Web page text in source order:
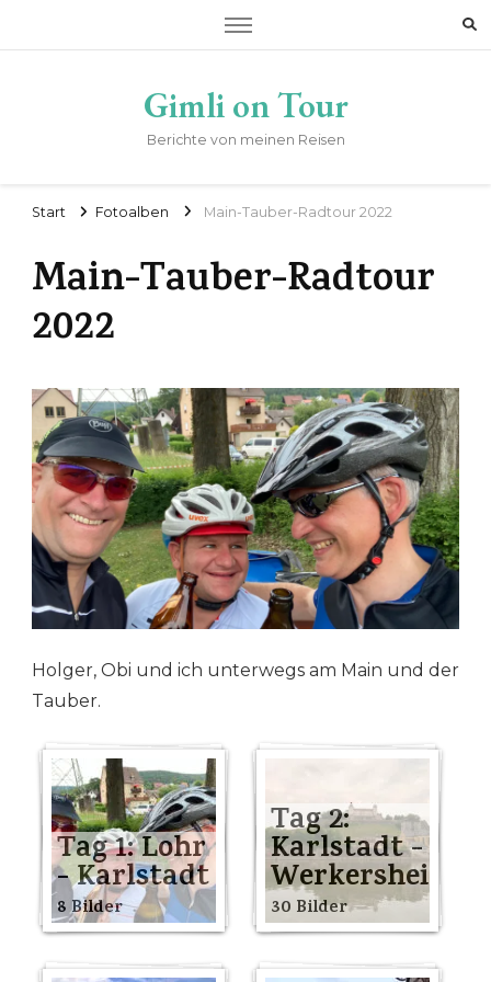
Gimli on Tour
Berichte von meinen Reisen
Start Fotoalben Main-Tauber-Radtour 2022
Main-Tauber-Radtour
2022
Holger, Obi und ich unterwegs am Main und der
Tauber.
Tag 1: Lohr
- Karlstadt
8 Bilder
Tag 2:
Karlstadt -
Werkersheim
30 Bilder